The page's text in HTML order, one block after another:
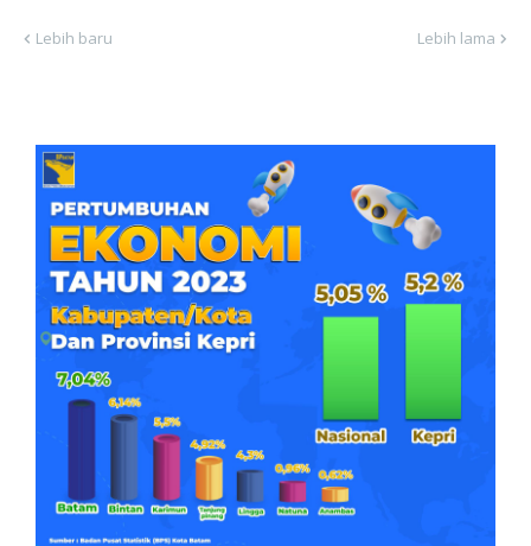
Lebih baru Lebih lama